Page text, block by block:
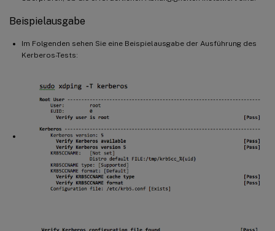
Beispielausgabe
Im Folgenden sehen Sie eine Beispielausgabe der Ausführung des
Kerberos-Tests: